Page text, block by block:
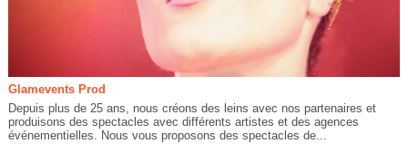
Glamevents Prod
Depuis plus de 25 ans, nous créons des leins avec nos partenaires et
produisons des spectacles avec différents artistes et des agences
événementielles. Nous vous proposons des spectacles de...